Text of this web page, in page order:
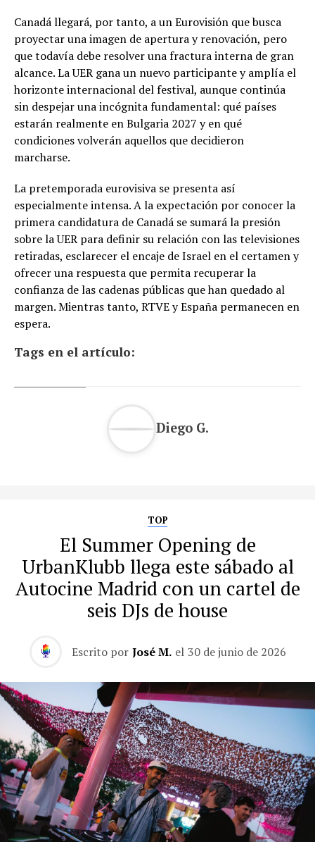
Canadá llegará, por tanto, a un Eurovisión que busca
proyectar una imagen de apertura y renovación, pero
que todavía debe resolver una fractura interna de gran
alcance. La UER gana un nuevo participante y amplía el
horizonte internacional del festival, aunque continúa
sin despejar una incógnita fundamental: qué países
estarán realmente en Bulgaria 2027 y en qué
condiciones volverán aquellos que decidieron
marcharse.
La pretemporada eurovisiva se presenta así
especialmente intensa. A la expectación por conocer la
primera candidatura de Canadá se sumará la presión
sobre la UER para definir su relación con las televisiones
retiradas, esclarecer el encaje de Israel en el certamen y
ofrecer una respuesta que permita recuperar la
confianza de las cadenas públicas que han quedado al
margen. Mientras tanto, RTVE y España permanecen en
espera.
Tags en el artículo:
Diego G.
TOP
El Summer Opening de
UrbanKlubb llega este sábado al
Autocine Madrid con un cartel de
seis DJs de house
Escrito por José M. el 30 de junio de 2026